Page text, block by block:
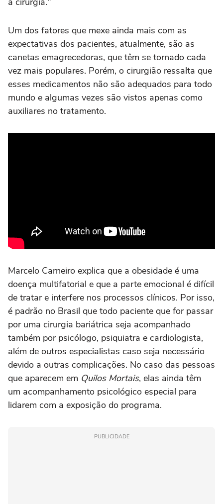
Um dos fatores que mexe ainda mais com as
expectativas dos pacientes, atualmente, são as
canetas emagrecedoras, que têm se tornado cada
vez mais populares. Porém, o cirurgião ressalta que
esses medicamentos não são adequados para todo
mundo e algumas vezes são vistos apenas como
auxiliares no tratamento.
Marcelo Carneiro explica que a obesidade é uma
doença multifatorial e que a parte emocional é difícil
de tratar e interfere nos processos clínicos. Por isso,
é padrão no Brasil que todo paciente que for passar
por uma cirurgia bariátrica seja acompanhado
também por psicólogo, psiquiatra e cardiologista,
além de outros especialistas caso seja necessário
devido a outras complicações. No caso das pessoas
que aparecem em Quilos Mortais, elas ainda têm
um acompanhamento psicológico especial para
lidarem com a exposição do programa.
PUBLICIDADE